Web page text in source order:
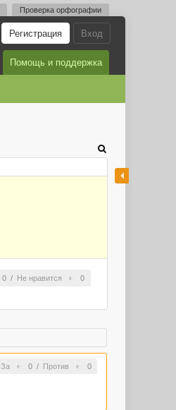
Проверка орфографии
Вход
Регистрация
Помощь и поддержка
0 / Не нравится 0
За 0/ Против 0